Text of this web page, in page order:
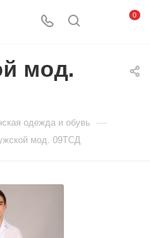
0
мод.
одежда и обувь —
мод. 09ТСД